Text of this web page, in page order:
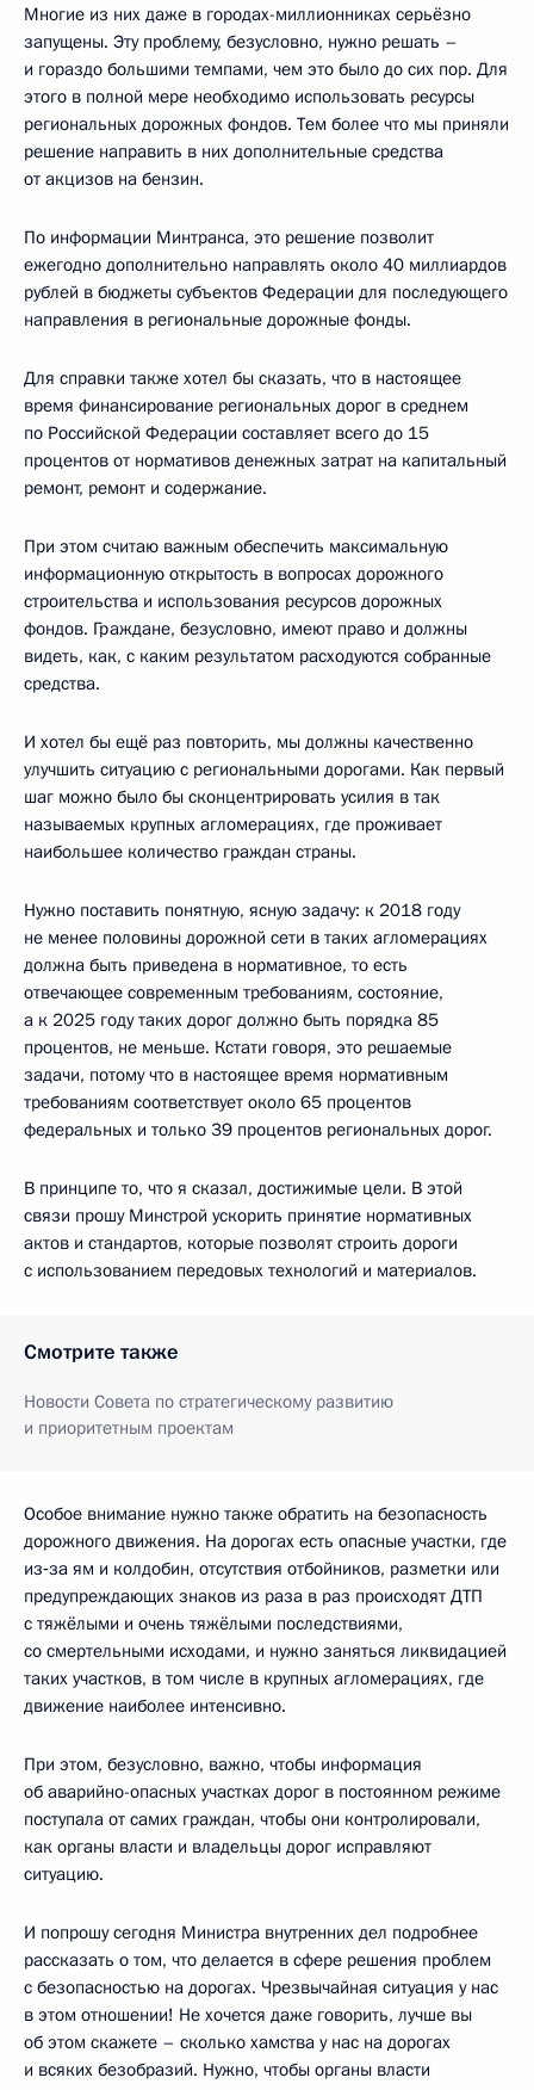
Многие из них даже в городах-миллионниках серьёзно
запущены. Эту проблему, безусловно, нужно решать –
и гораздо большими темпами, чем это было до сих пор. Для
этого в полной мере необходимо использовать ресурсы
региональных дорожных фондов. Тем более что мы приняли
решение направить в них дополнительные средства
от акцизов на бензин.
По информации Минтранса, это решение позволит
ежегодно дополнительно направлять около 40 миллиардов
рублей в бюджеты субъектов Федерации для последующего
направления в региональные дорожные фонды.
Для справки также хотел бы сказать, что в настоящее
время финансирование региональных дорог в среднем
по Российской Федерации составляет всего до 15
процентов от нормативов денежных затрат на капитальный
ремонт, ремонт и содержание.
При этом считаю важным обеспечить максимальную
информационную открытость в вопросах дорожного
строительства и использования ресурсов дорожных
фондов. Граждане, безусловно, имеют право и должны
видеть, как, с каким результатом расходуются собранные
средства.
И хотел бы ещё раз повторить, мы должны качественно
улучшить ситуацию с региональными дорогами. Как первый
шаг можно было бы сконцентрировать усилия в так
называемых крупных агломерациях, где проживает
наибольшее количество граждан страны.
Нужно поставить понятную, ясную задачу: к 2018 году
не менее половины дорожной сети в таких агломерациях
должна быть приведена в нормативное, то есть
отвечающее современным требованиям, состояние,
а к 2025 году таких дорог должно быть порядка 85
процентов, не меньше. Кстати говоря, это решаемые
задачи, потому что в настоящее время нормативным
требованиям соответствует около 65 процентов
федеральных и только 39 процентов региональных дорог.
В принципе то, что я сказал, достижимые цели. В этой
связи прошу Минстрой ускорить принятие нормативных
актов и стандартов, которые позволят строить дороги
с использованием передовых технологий и материалов.
Смотрите также
Новости Совета по стратегическому развитию
и приоритетным проектам
Особое внимание нужно также обратить на безопасность
дорожного движения. На дорогах есть опасные участки, где
из‑за ям и колдобин, отсутствия отбойников, разметки или
предупреждающих знаков из раза в раз происходят ДТП
с тяжёлыми и очень тяжёлыми последствиями,
со смертельными исходами, и нужно заняться ликвидацией
таких участков, в том числе в крупных агломерациях, где
движение наиболее интенсивно.
При этом, безусловно, важно, чтобы информация
об аварийно-опасных участках дорог в постоянном режиме
поступала от самих граждан, чтобы они контролировали,
как органы власти и владельцы дорог исправляют
ситуацию.
И попрошу сегодня Министра внутренних дел подробнее
рассказать о том, что делается в сфере решения проблем
с безопасностью на дорогах. Чрезвычайная ситуация у нас
в этом отношении! Не хочется даже говорить, лучше вы
об этом скажете – сколько хамства у нас на дорогах
и всяких безобразий. Нужно, чтобы органы власти